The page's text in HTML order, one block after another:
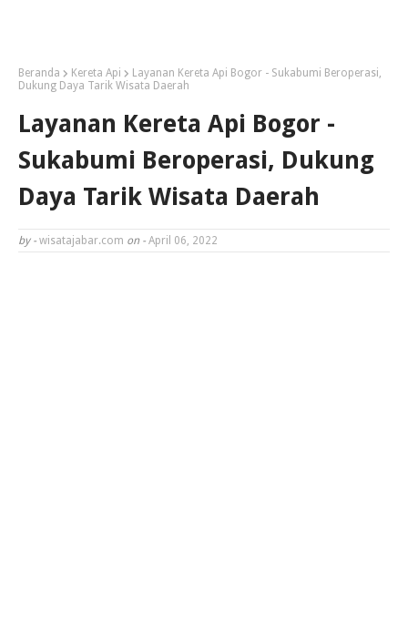
Beranda Kereta Api
Layanan Kereta Api Bogor - Sukabumi Beroperasi,
Dukung Daya Tarik Wisata Daerah
Layanan Kereta Api Bogor -
Sukabumi Beroperasi, Dukung
Daya Tarik Wisata Daerah
by - wisatajabar.com on - April 06, 2022